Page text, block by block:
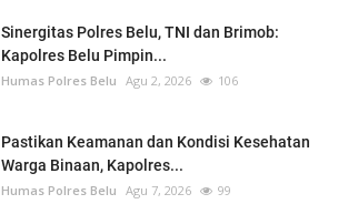
Sinergitas Polres Belu, TNI dan Brimob:
Kapolres Belu Pimpin...
Humas Polres Belu Agu 2, 2026 106
Pastikan Keamanan dan Kondisi Kesehatan
Warga Binaan, Kapolres...
Humas Polres Belu Agu 7, 2026 99